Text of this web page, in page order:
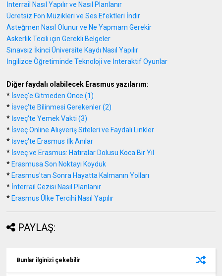
İnterrail Nasıl Yapılır ve Nasıl Planlanır
Ücretsiz Fon Müzikleri ve Ses Efektleri İndir
Asteğmen Nasıl Olunur ve Ne Yapmam Gerekir
Askerlik Tecili için Gerekli Belgeler
Sınavsız İkinci Üniversite Kaydı Nasıl Yapılır
İngilizce Öğretiminde Teknoloji ve İnteraktif Oyunlar
Diğer faydalı olabilecek Erasmus yazılarım:
* İsveç'e Gitmeden Önce (1)
* İsveç'te Bilinmesi Gerekenler (2)
* İsveç'te Yemek Vakti (3)
* İsveç Online Alışveriş Siteleri ve Faydalı Linkler
* İsveç'te Erasmus İlk Anılar
* İsveç ve Erasmus: Hatıralar Dolusu Koca Bir Yıl
* Erasmusa Son Noktayı Koyduk
* Erasmus'tan Sonra Hayatta Kalmanın Yolları
* İnterrail Gezisi Nasıl Planlanır
* Erasmus Ülke Tercihi Nasıl Yapılır
PAYLAŞ:
Bunlar ilginizi çekebilir